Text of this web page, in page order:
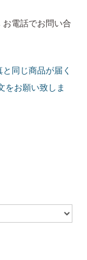
電話でお問い合
同じ商品が届く
をお願い致しま